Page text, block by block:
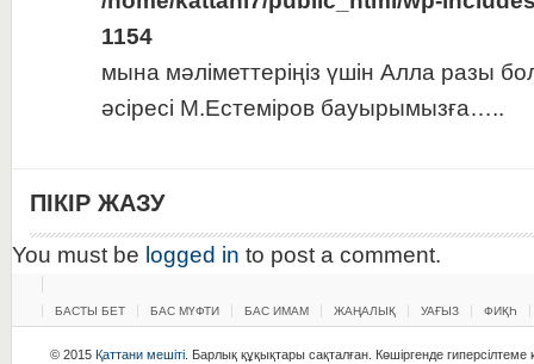
1154
мына мәліметтеріңіз үшін Алла разы
әсіресі М.Естеміров бауырымызға…..
ПІКІР ЖАЗУ
You must be logged in to post a comment.
БАСТЫ БЕТ БАС МҮФТИ БАС ИМАМ ЖАҢАЛЫҚ УАҒЫЗ ФИҚҺ
© 2015 Қаттани мешіті. Барлық құқықтары сақталған. Көшіргенде гиперсілтеме